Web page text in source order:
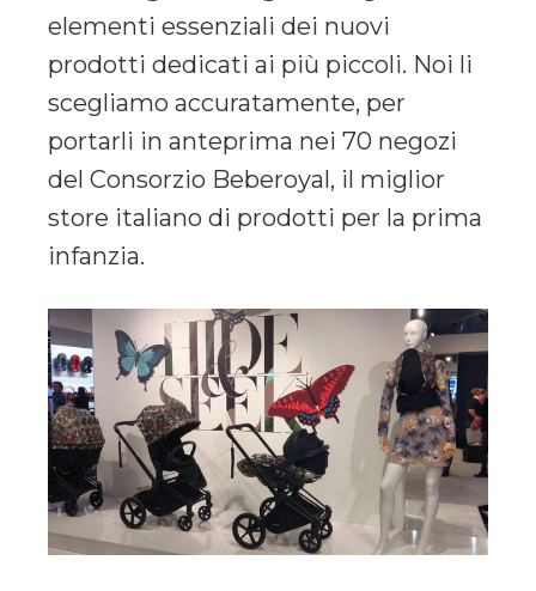
elementi essenziali dei nuovi
prodotti dedicati ai più piccoli. Noi li
scegliamo accuratamente, per
portarli in anteprima nei 70 negozi
del Consorzio Beberoyal, il miglior
store italiano di prodotti per la prima
infanzia.